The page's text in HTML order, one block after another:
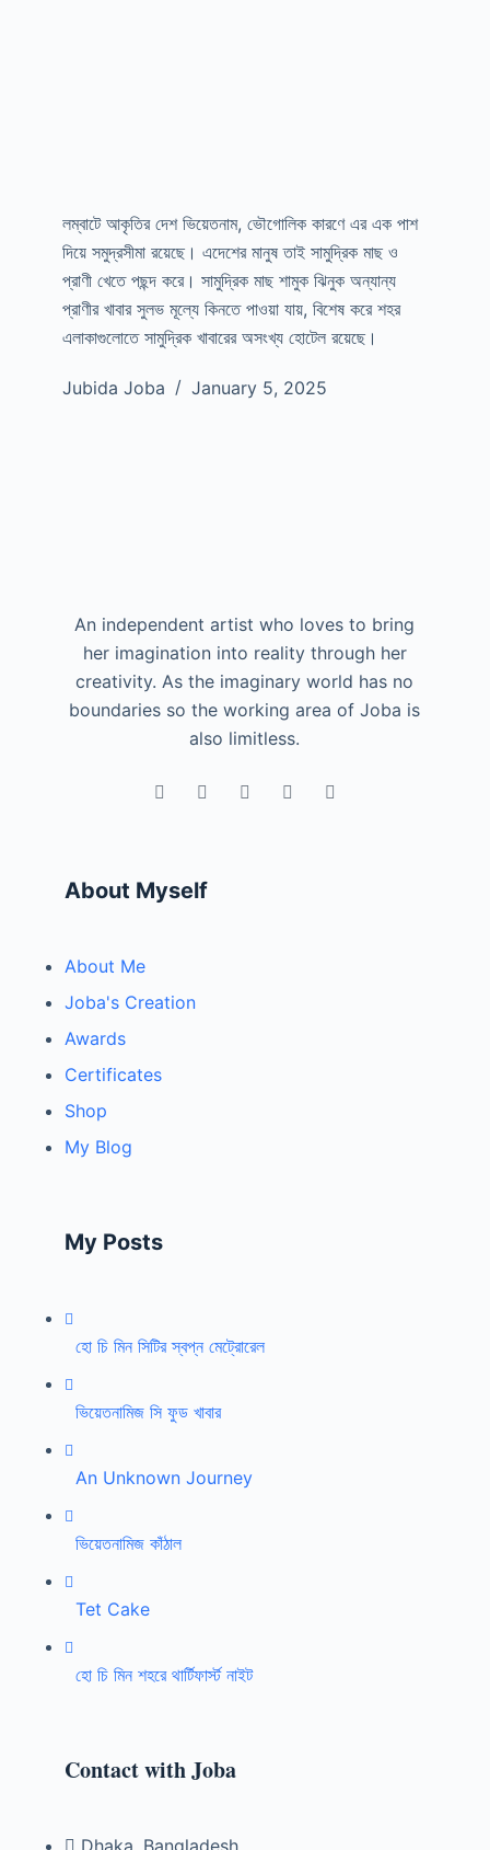
লম্বাটে আকৃতির দেশ ভিয়েতনাম, ভৌগোলিক কারণে এর এক পাশ
দিয়ে সমুদ্রসীমা রয়েছে। এদেশের মানুষ তাই সামুদ্রিক মাছ ও
প্রাণী খেতে পছন্দ করে। সামুদ্রিক মাছ শামুক ঝিনুক অন্যান্য
প্রাণীর খাবার সুলভ মূল্যে কিনতে পাওয়া যায়, বিশেষ করে শহর
এলাকাগুলোতে সামুদ্রিক খাবারের অসংখ্য হোটেল রয়েছে।
Jubida Joba January 5, 2025
An independent artist who loves to bring
her imagination into reality through her
creativity. As the imaginary world has no
boundaries so the working area of Joba is
also limitless.
About Myself
About Me
Joba's Creation
Awards
Certificates
Shop
My Blog
My Posts
হো চি মিন সিটির স্বপ্ন মেট্রোরেল
ভিয়েতনামিজ সি ফুড খাবার
An Unknown Journey
ভিয়েতনামিজ কাঁঠাল
Tet Cake
হো চি মিন শহরে থার্টিফার্স্ট নাইট
Contact with Joba